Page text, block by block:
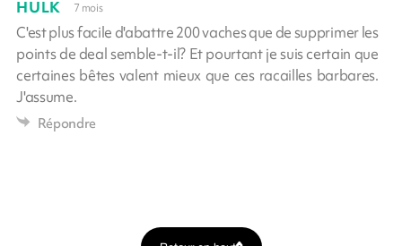
HULK 7 mois
C'est plus facile d'abattre 200 vaches que de supprimer les
points de deal semble-t-il? Et pourtant je suis certain que
certaines bêtes valent mieux que ces racailles barbares.
J'assume.
Répondre